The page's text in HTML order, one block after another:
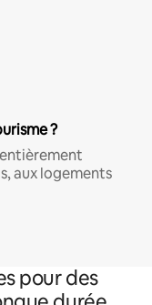
?
aux logements
pour des